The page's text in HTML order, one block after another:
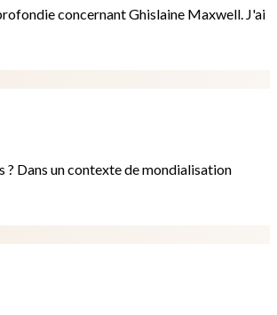
concernant Ghislaine Maxwell. J'ai
Dans un contexte de mondialisation